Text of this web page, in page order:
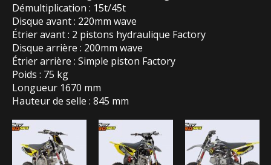
Démultiplication : 15t/45t
Disque avant : 220mm wave
Étrier avant : 2 pistons hydraulique Factory
Disque arrière : 200mm wave
Étrier arrière : Simple piston Factory
Poids : 75 kg
Longueur 1670 mm
Hauteur de selle : 845 mm